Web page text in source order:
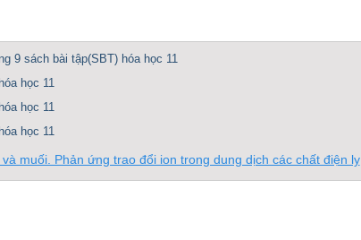
9 sách bài tập(SBT) hóa học 11
học 11
học 11
học 11
muối. Phản ứng trao đổi ion trong dung dịch các chất điện ly